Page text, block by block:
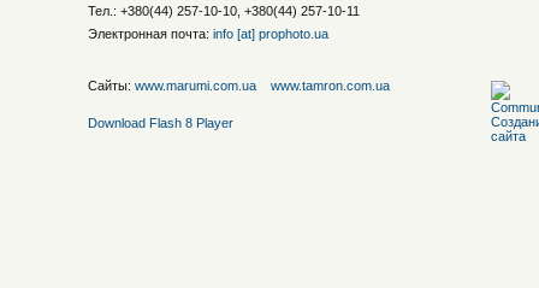
Тел.: +380(44) 257-10-10, +380(44) 257-10-11
Электронная почта: info [at] prophoto.ua
Сайты: www.marumi.com.ua www.tamron.com.ua
Download Flash 8 Player